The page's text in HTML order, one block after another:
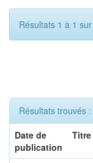
Résultats 1 à 1
Résultats trouvés
Date de
publication
Titre